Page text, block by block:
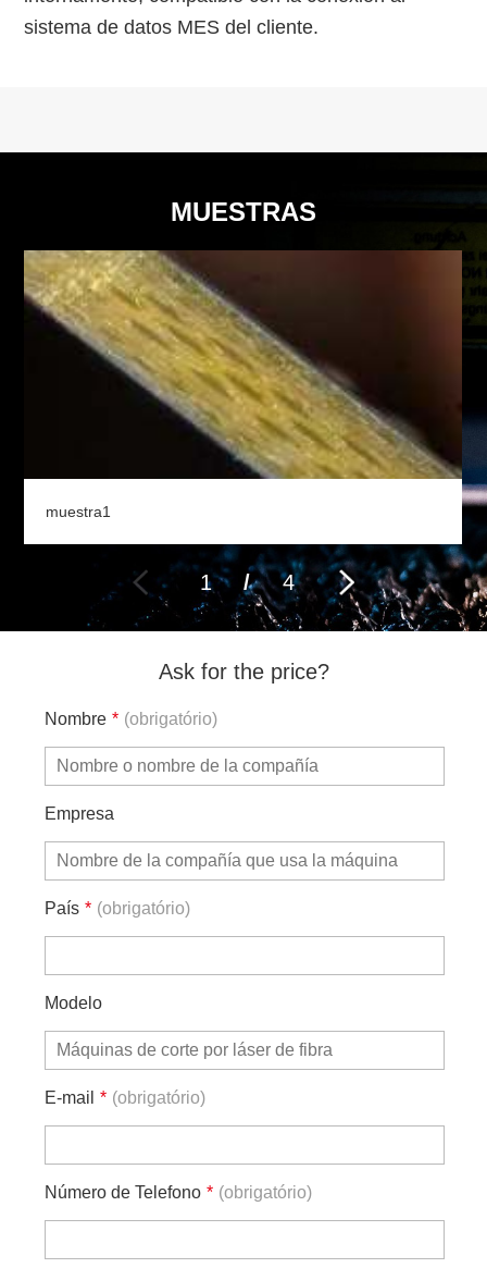
sistema de datos MES del cliente.
MUESTRAS
muestra1
1 / 4
Ask for the price?
Nombre * (obrigatório)
Empresa
País * (obrigatório)
Modelo
E-mail * (obrigatório)
Número de Telefono * (obrigatório)